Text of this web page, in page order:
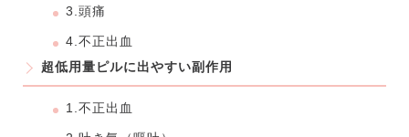
3.頭痛
4.不正出血
超低用量ピルに出やすい副作用
1.不正出血